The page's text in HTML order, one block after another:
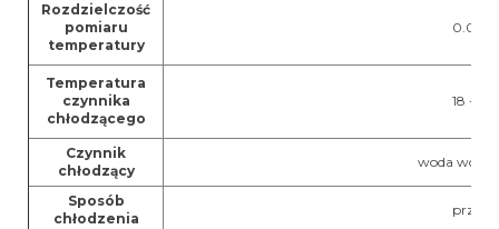
Rozdzielczość
pomiaru
temperatury
Temperatura
czynnika
chłodzącego
18 - 29
Czynnik
chłodzący
woda
Sposób
chłodzenia